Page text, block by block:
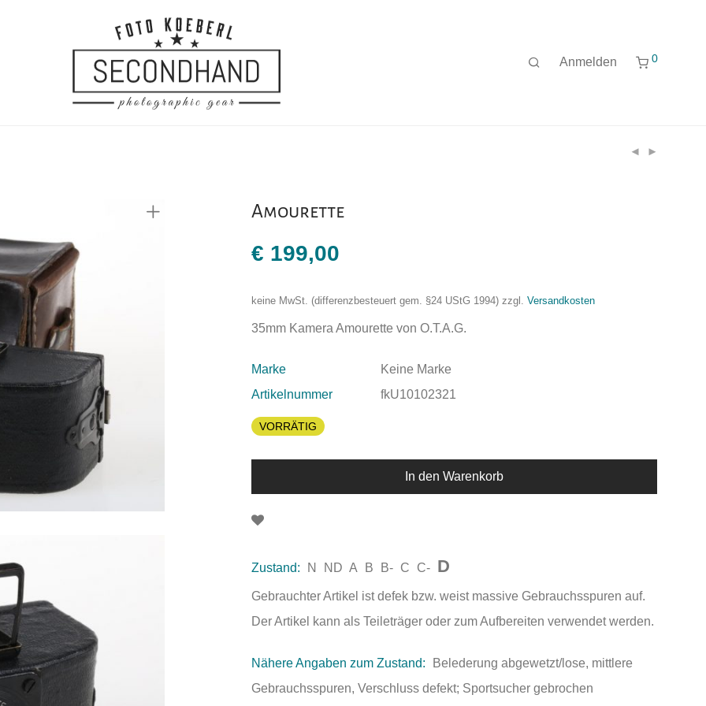
Anmelden 0
Amourette
€ 199,00
keine MwSt. (differenzbesteuert gem. §24 UStG 1994) zzgl. Versandkosten
35mm Kamera Amourette von O.T.A.G.
Marke
Keine Marke
Artikelnummer
fkU10102321
VORRÄTIG
In den Warenkorb
Zustand: N ND A B B- C C- D
Gebrauchter Artikel ist defek bzw. weist massive Gebrauchsspuren auf.
Der Artikel kann als Teileträger oder zum Aufbereiten verwendet werden.
Nähere Angaben zum Zustand:
Belederung abgewetzt/lose, mittlere
Gebrauchsspuren, Verschluss defekt; Sportsucher gebrochen